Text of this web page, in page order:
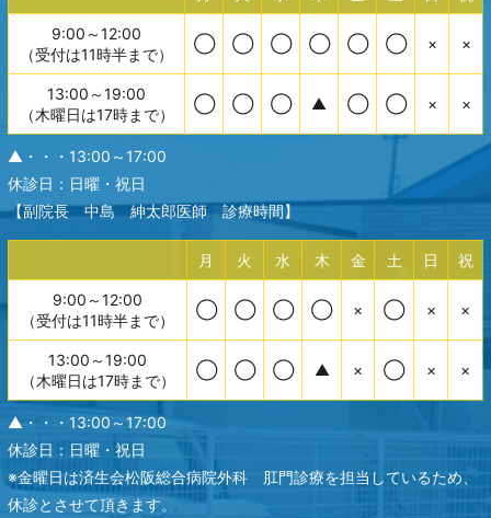
9:00～12:00
（受付は11時半まで）
◯ ◯ ◯ ◯ ◯ ◯ × ×
13:00～19:00
（木曜日は17時まで）
◯ ◯ ◯ ▲ ◯ ◯ × ×
▲・・・13:00～17:00
休診日：日曜・祝日
【副院長 中島 紳太郎医師 診療時間】
月 火 水 木 金 土 日 祝
9:00～12:00
（受付は11時半まで）
◯ ◯ ◯ ◯ × ◯ × ×
13:00～19:00
（木曜日は17時まで）
◯ ◯ ◯ ▲ × ◯ × ×
▲・・・13:00～17:00
休診日：日曜・祝日
※金曜日は済生会松阪総合病院外科 肛門診療を担当しているため、
休診とさせて頂きます。